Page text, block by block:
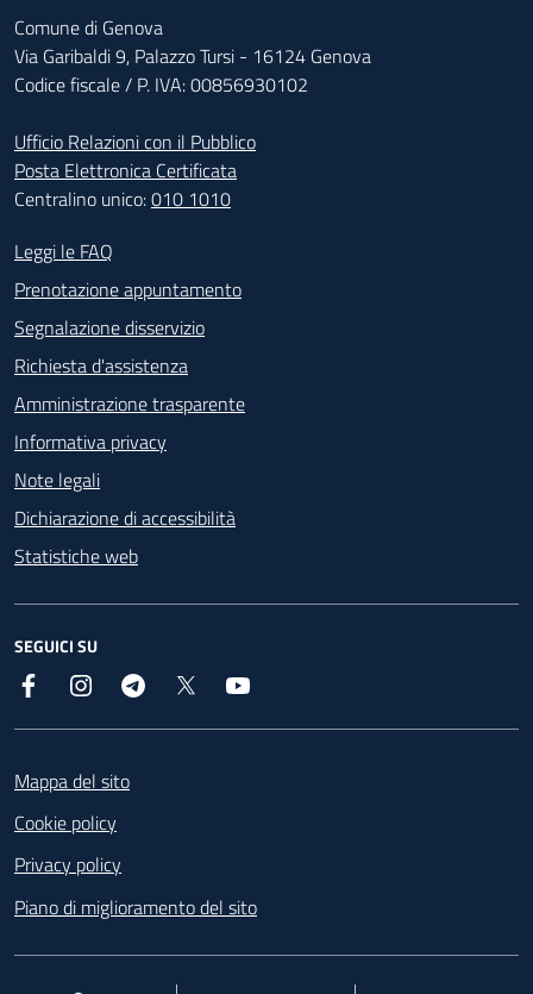
Comune di Genova
Via Garibaldi 9, Palazzo Tursi - 16124 Genova
Codice fiscale / P. IVA: 00856930102
Ufficio Relazioni con il Pubblico
Posta Elettronica Certificata
Centralino unico:010 1010
Footer - Contatti
Leggi le FAQ
Prenotazione appuntamento
Segnalazione disservizio
Richiesta d'assistenza
Amministrazione trasparente
Informativa privacy
Note legali
Dichiarazione di accessibilità
Statistiche web
SEGUICI SU
Facebook InstagramTelegram
Mappa del sito
Cookie policy
Privacy policy
Piano di miglioramento del sito